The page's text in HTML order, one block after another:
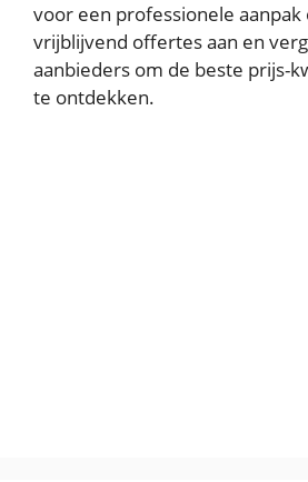
voor een professionele aanpak
vrijblijvend offertes aan en
aanbieders om de beste prijs-
te ontdekken.